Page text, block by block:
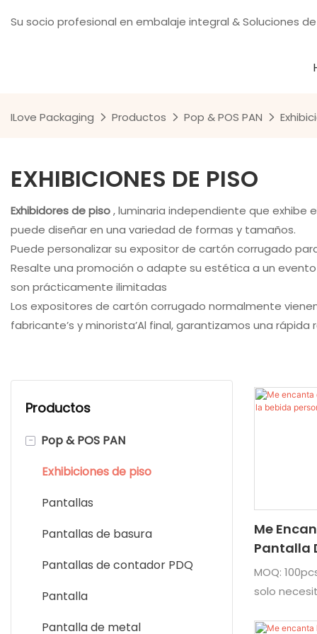
Su socio profesional en embalaje integral & Soluciones
ILove Packaging Productos Pop & POS PAN
EXHIBICIONES DE PISO
Exhibidores de piso, luminaria independiente que exhibe
puede diseñar en una variedad de formas y tamaños.
Puede personalizar su expositor de cartón corrugado
Resalte una promoción o adapte su estética a un
son prácticamente ilimitadas
Los expositores de cartón corrugado normalmente
fabricante’s y minorista’Al final, garantizamos una
Productos
-
Pop & POS PAN
Exhibiciones de piso
Pantallas
Pantallas de basura
Pantallas de contador PDQ
Pantalla
Pantalla de metal
Me
Pantalla
MOQ:
solo
mar o en el